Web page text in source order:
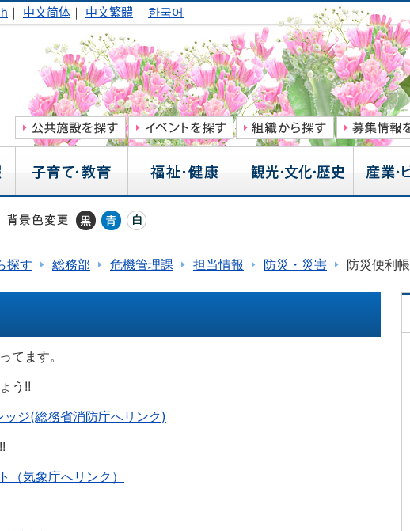
｜ 中文简体 ｜ 中文繁體 ｜ 한국어
探す 総務部 危機管理課 担当情報 防災・災害 防災便利帳
てます。
う!!
ジ(総務省消防庁へリンク)
（気象庁へリンク）